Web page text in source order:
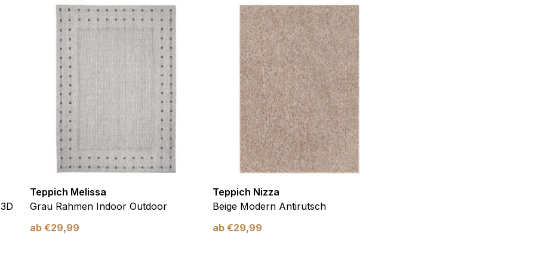
Teppich Melissa
Grau Rahmen Indoor Outdoor
ab €29,99
Teppich Nizza
Beige Modern Antirutsch
ab €29,99
Betreibern zu verstehen, wie sich verschiedene Benutzer auf der Website verhalten,
sammeln und melden.
verwendet, um Benutzer über Websites hinweg zu verfolgen. Das Ziel ist es, Anzeigen
Benutzer relevant und ansprechend sind und somit wertvoller für Herausgeber und
sind solche, die analysiert werden und noch keiner Kategorie zugeordnet wurden.
Meine Einstellungen speichern Alle akzeptieren